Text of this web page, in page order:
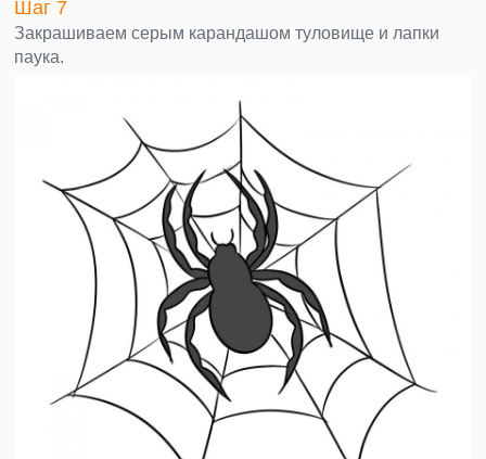
Шаг 7
Закрашиваем серым карандашом туловище и лапки
паука.